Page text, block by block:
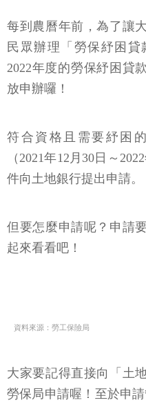
每到農曆年前，為了讓
民眾辦理「勞保紓困
2022年度的勞保紓困貸
放申辦囉！
符合資格且需要紓困
（2021年12月30日～
件向土地銀行提出申請。
但要怎麼申請呢？申請
起來看看吧！
資料來源：勞工保險局
大家要記得直接向「土
勞保局申請喔！至於申